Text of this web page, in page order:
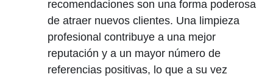
recomendaciones son una forma poderosa
de atraer nuevos clientes. Una limpieza
profesional contribuye a una mejor
reputación y a un mayor número de
referencias positivas, lo que a su vez